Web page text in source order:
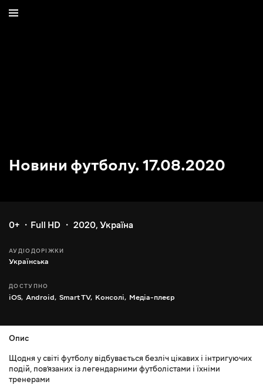
Новини футболу. 17.08.2020
0+ Full HD 2020, Україна
АУДІОДОРІЖКИ
Українська
ДОСТУПНО
iOS, Android, Smart TV, Консолі, Медіа-плеєр
Опис
Щодня у світі футболу відбувається безліч цікавих і інтригуючих
подій, пов’язаних із легендарними футболістами і їхніми
тренерами